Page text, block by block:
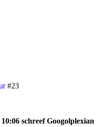
#23
schreef Googolplexian